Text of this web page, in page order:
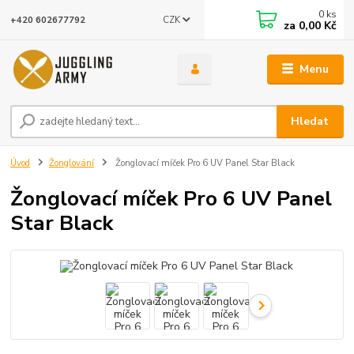
Menu
CZK
Hledat
+420 602677792 0 ks
za 0,00 Kč
Úvod Žonglování Žonglovací míček Pro 6 UV Panel Star Black
Žonglovací míček Pro 6 UV Panel
Star Black